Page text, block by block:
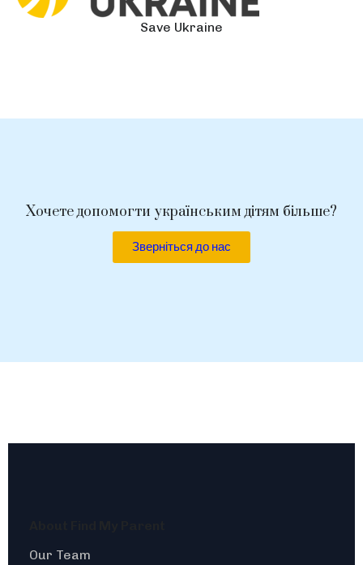
Save Ukraine
Хочете допомогти українським дітям більше?
Зверніться до нас
Our Team